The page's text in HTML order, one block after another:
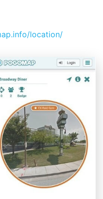
location/